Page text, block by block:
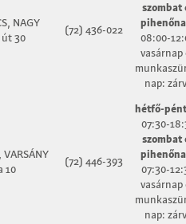
NAGY
út 30
(72) 436-022
szombat
08:00-
vasárnap
nap:
VARSÁNY
10
(72) 446-393
hétfő-
07:30-
szombat
07:30-
vasárnap
nap: